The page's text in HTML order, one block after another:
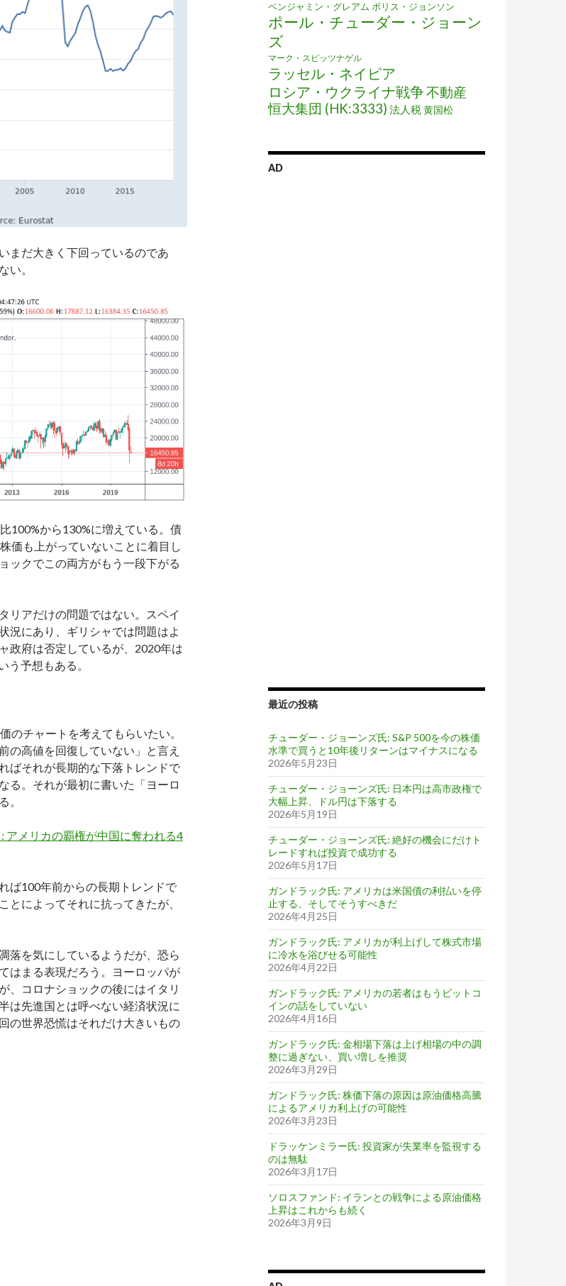
まだ大きく下回っているのであ
い。
100%から130%に増えている。債
価も上がっていないことに着目し
ックでこの両方がもう一段下がる
リアだけの問題ではない。スペイ
況にあり、ギリシャでは問題はよ
政府は否定しているが、2020年は
う予想もある。
のチャートを考えてもらいたい。
の高値を回復していない」と言え
ばそれが長期的な下落トレンドで
る。それが最初に書いた「ヨーロ
。
アメリカの覇権が中国に奪われる4
ば100年前からの長期トレンドで
とによってそれに抗ってきたが、
落を気にしているようだが、恐ら
はまる表現だろう。ヨーロッパが
、コロナショックの後にはイタリ
は先進国とは呼べない経済状況に
の世界恐慌はそれだけ大きいもの
ベンジャミン・グレアム ボリス・ジョンソン
ポール・チューダー・ジョーン
ズ
マーク・スピッツナゲル
ラッセル・ネイピア
ロシア・ウクライナ戦争不動産
恒大集団 (HK:3333) 法人税黄国松
AD
最近の投稿
チューダー・ジョーンズ氏: S&P 500を今の株価
水準で買うと10年後リターンはマイナスになる
2026年5月23日
チューダー・ジョーンズ氏: 日本円は高市政権で
大幅上昇、ドル円は下落する
2026年5月19日
チューダー・ジョーンズ氏: 絶好の機会にだけト
レードすれば投資で成功する
2026年5月17日
ガンドラック氏: アメリカは米国債の利払いを停
止する、そしてそうすべきだ
2026年4月25日
ガンドラック氏: アメリカが利上げして株式市場
に冷水を浴びせる可能性
2026年4月22日
ガンドラック氏: アメリカの若者はもうビットコ
インの話をしていない
2026年4月16日
ガンドラック氏: 金相場下落は上げ相場の中の調
整に過ぎない、買い増しを推奨
2026年3月29日
ガンドラック氏: 株価下落の原因は原油価格高騰
によるアメリカ利上げの可能性
2026年3月23日
ドラッケンミラー氏: 投資家が失業率を監視する
のは無駄
2026年3月17日
ソロスファンド: イランとの戦争による原油価格
上昇はこれからも続く
2026年3月9日